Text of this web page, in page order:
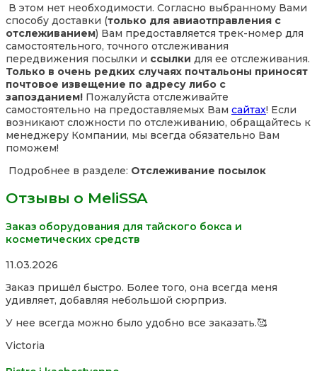
В этом нет необходимости. Согласно выбранному Вами
способу доставки (только для авиаотправления с
отслеживанием) Вам предоставляется трек-номер для
самостоятельного, точного отслеживания
передвижения посылки и ссылки для ее отслеживания.
Только в очень редких случаях почтальоны приносят
почтовое извещение по адресу либо с
запозданием! Пожалуйста отслеживайте
самостоятельно на предоставляемых Вам сайтах! Если
возникают сложности по отслеживанию, обращайтесь к
менеджеру Компании, мы всегда обязательно Вам
поможем!
Подробнее в разделе: Отслеживание посылок
Отзывы о MeliSSA
Заказ оборудования для тайского бокса и
косметических средств
Rated
out
of
11.03.2026
Заказ пришёл быстро. Более того, она всегда меня
удивляет, добавляя небольшой сюрприз.
У нее всегда можно было удобно все заказать.🥰
Victoria